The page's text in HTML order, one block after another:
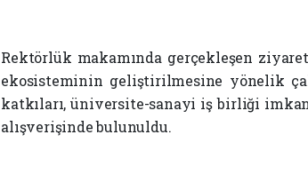
Rektörlük makamında gerçekleşen
ekosisteminin geliştirilmesine yönelik
katkıları, üniversite-sanayi iş birliği
alışverişinde bulunuldu.